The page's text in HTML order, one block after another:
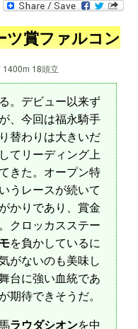
ツ賞ファルコン
1400m 18頭立
。デビュー以来ず
、今回は福永騎手
替わりは大きいだ
てリーディング上
きた。オープン特
うレースが続いて
かりであり、賞金
クロッカスステー
を負かしているに
がないのも美味し
台に強い血統であ
期待できそうだ。
ラウダシオンを中